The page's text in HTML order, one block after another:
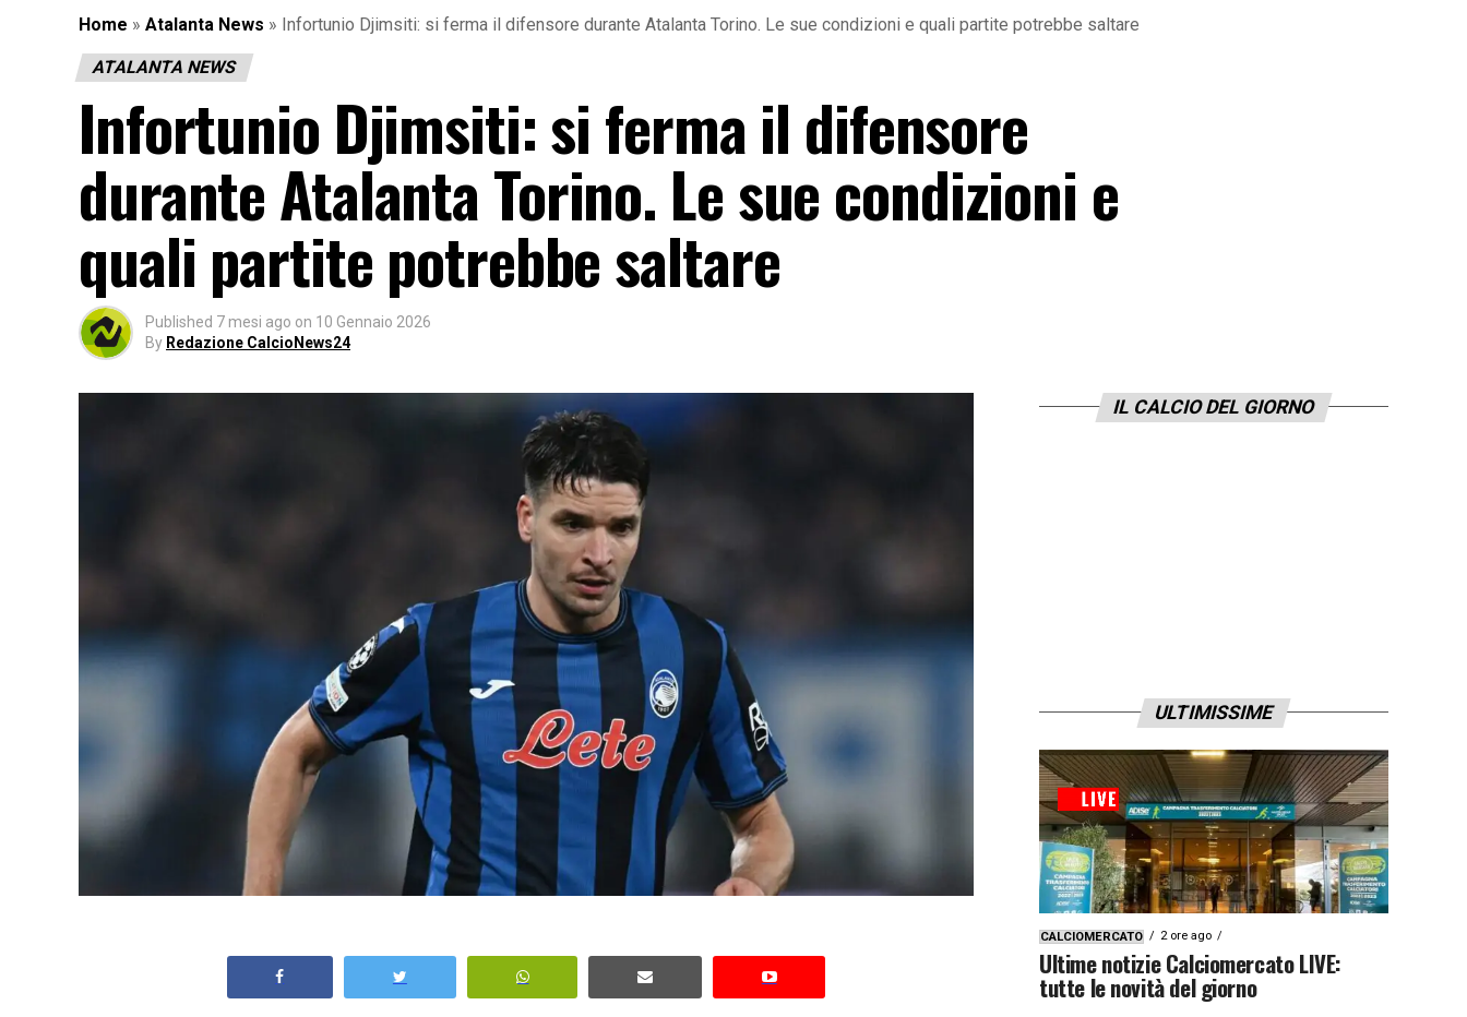
Home » Atalanta News » Infortunio Djimsiti: si ferma il difensore durante Atalanta Torino. Le sue condizioni e quali partite potrebbe saltare
ATALANTA NEWS
Infortunio Djimsiti: si ferma il difensore
durante Atalanta Torino. Le sue condizioni e
quali partite potrebbe saltare
Published 7 mesi ago on 10 Gennaio 2026
By Redazione CalcioNews24
IL CALCIO DEL GIORNO
ULTIMISSIME
CALCIOMERCATO 2 ore ago
Ultime notizie Calciomercato LIVE:
tutte le novità del giorno